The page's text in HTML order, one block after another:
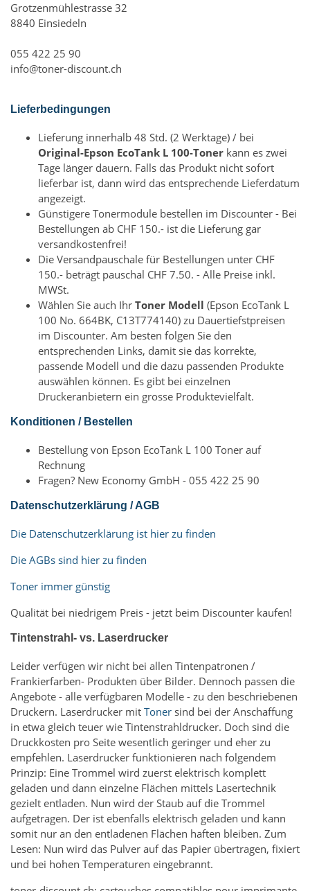
Grotzenmühlestrasse 32
8840 Einsiedeln
055 422 25 90
info@toner-discount.ch
Lieferbedingungen
Lieferung innerhalb 48 Std. (2 Werktage) / bei
Original-Epson EcoTank L 100-Toner kann es zwei
Tage länger dauern. Falls das Produkt nicht sofort
lieferbar ist, dann wird das entsprechende Lieferdatum
angezeigt.
Günstigere Tonermodule bestellen im Discounter - Bei
Bestellungen ab CHF 150.- ist die Lieferung gar
versandkostenfrei!
Die Versandpauschale für Bestellungen unter CHF
150.- beträgt pauschal CHF 7.50. - Alle Preise inkl.
MWSt.
Wählen Sie auch Ihr Toner Modell (Epson EcoTank L
100 No. 664BK, C13T774140) zu Dauertiefstpreisen
im Discounter. Am besten folgen Sie den
entsprechenden Links, damit sie das korrekte,
passende Modell und die dazu passenden Produkte
auswählen können. Es gibt bei einzelnen
Druckeranbietern ein grosse Produktevielfalt.
Konditionen / Bestellen
Bestellung von Epson EcoTank L 100 Toner auf
Rechnung
Fragen? New Economy GmbH - 055 422 25 90
Datenschutzerklärung / AGB
Die Datenschutzerklärung ist hier zu finden
Die AGBs sind hier zu finden
Toner immer günstig
Qualität bei niedrigem Preis - jetzt beim Discounter kaufen!
Tintenstrahl- vs. Laserdrucker
Leider verfügen wir nicht bei allen Tintenpatronen /
Frankierfarben- Produkten über Bilder. Dennoch passen die
Angebote - alle verfügbaren Modelle - zu den beschriebenen
Druckern. Laserdrucker mit Toner sind bei der Anschaffung
in etwa gleich teuer wie Tintenstrahldrucker. Doch sind die
Druckkosten pro Seite wesentlich geringer und eher zu
empfehlen. Laserdrucker funktionieren nach folgendem
Prinzip: Eine Trommel wird zuerst elektrisch komplett
geladen und dann einzelne Flächen mittels Lasertechnik
gezielt entladen. Nun wird der Staub auf die Trommel
aufgetragen. Der ist ebenfalls elektrisch geladen und kann
somit nur an den entladenen Flächen haften bleiben. Zum
Lesen: Nun wird das Pulver auf das Papier übertragen, fixiert
und bei hohen Temperaturen eingebrannt.